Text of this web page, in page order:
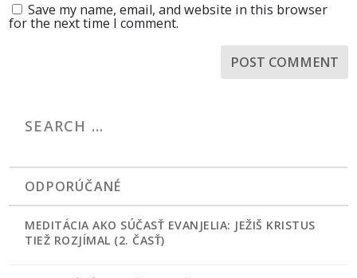
Save my name, email, and website in this browser
for the next time I comment.
ODPORÚČANÉ
MEDITÁCIA AKO SÚČASŤ EVANJELIA: JEŽIŠ KRISTUS
TIEŽ ROZJÍMAL (2. ČASŤ)